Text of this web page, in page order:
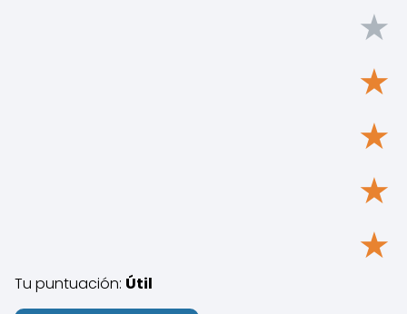
★
★
★
★
★
Tu puntuación: Útil